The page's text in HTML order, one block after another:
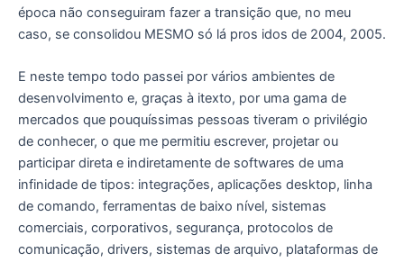
época não conseguiram fazer a transição que, no meu
caso, se consolidou MESMO só lá pros idos de 2004, 2005.
E neste tempo todo passei por vários ambientes de
desenvolvimento e, graças à itexto, por uma gama de
mercados que pouquíssimas pessoas tiveram o privilégio
de conhecer, o que me permitiu escrever, projetar ou
participar direta e indiretamente de softwares de uma
infinidade de tipos: integrações, aplicações desktop, linha
de comando, ferramentas de baixo nível, sistemas
comerciais, corporativos, segurança, protocolos de
comunicação, drivers, sistemas de arquivo, plataformas de